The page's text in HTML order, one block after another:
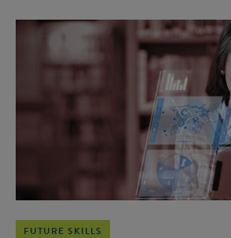
FUTURE SKILLS